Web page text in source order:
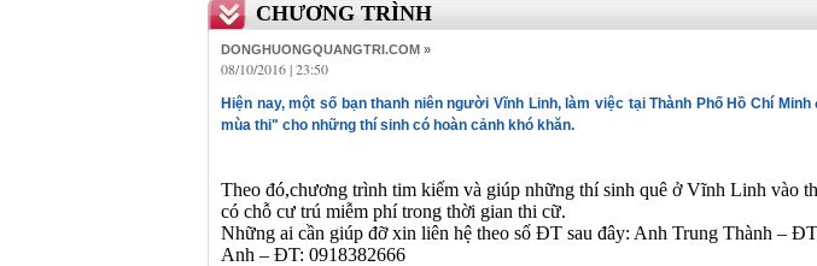
CHƯƠNG TRÌNH
DONGHUONGQUANGTRI.COM »
08/10/2016 | 23:50
Hiện nay, một số bạn thanh niên người Vĩnh Linh, làm việc tại Thành Phố Hồ Chí
mùa thi" cho những thí sinh có hoàn cảnh khó khăn.
Theo đó,chương trình tim kiếm và giúp những thí sinh quê ở Vĩnh Linh vào
có chỗ cư trú miễm phí trong thời gian thi cữ.
Những ai cần giúp đỡ xin liên hệ theo số ĐT sau đây: Anh Trung Thành –
Anh – ĐT: 0918382666